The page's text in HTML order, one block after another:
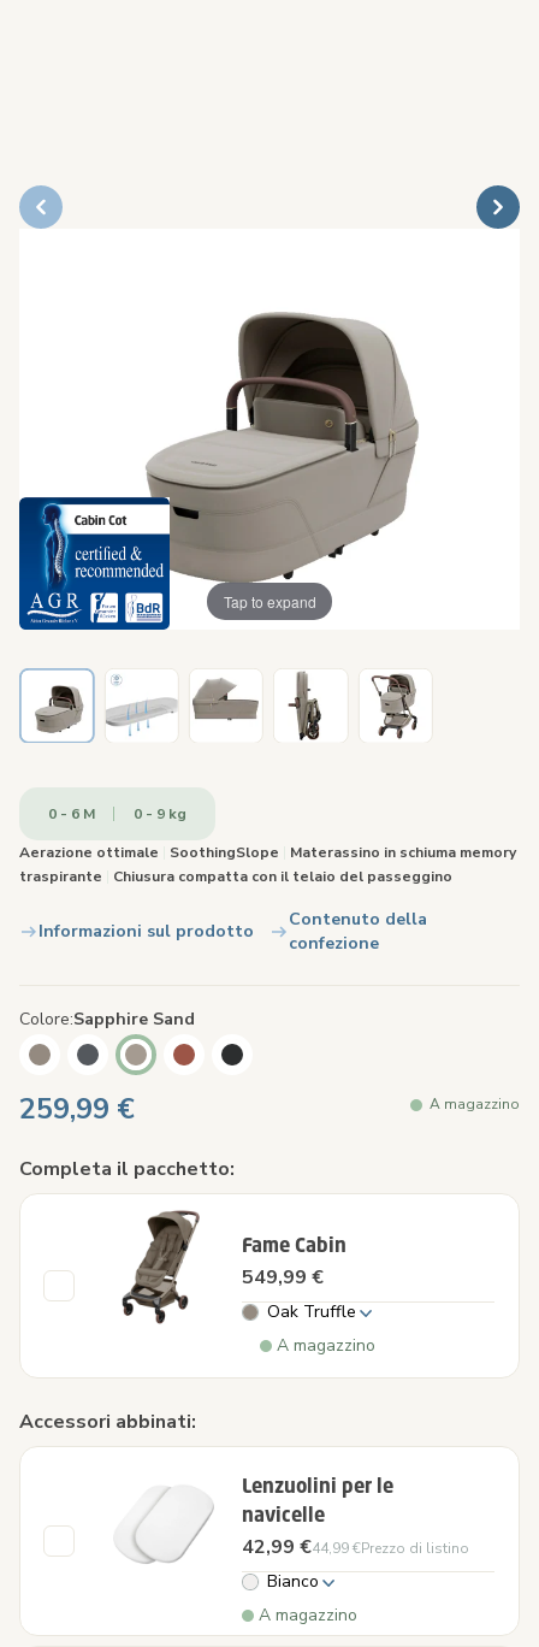
Tap to expand
0 - 6 M
0 - 9 kg
Aerazione ottimale
SoothingSlope
Materassino in schiuma memory
traspirante
Chiusura compatta con il telaio del passeggino
Informazioni sul prodotto
Contenuto della
confezione
Colore Sapphire Sand
259,99 € A magazzino
Completa il pacchetto:
Fame Cabin
549,99 €
Oak Truffle
A magazzino
Accessori abbinati:
Lenzuolini per le
navicelle
42,99 €44,99 €Prezzo di listino
Bianco
A magazzino